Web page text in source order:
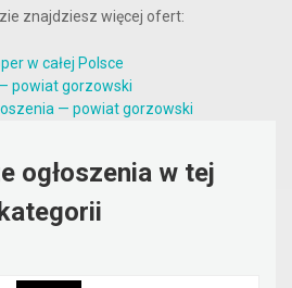
znajdziesz więcej ofert:
w całej Polsce
powiat gorzowski
— powiat gorzowski
ogłoszenia w tej
kategorii